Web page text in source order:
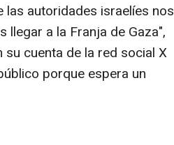
las autoridades israelíes nos
llegar a la Franja de Gaza",
cuenta de la red social X
porque espera un